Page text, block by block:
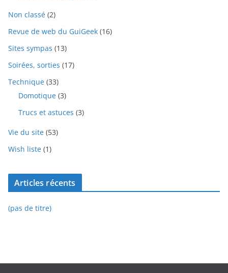
Non classé (2)
Revue de web du GuiGeek (16)
Sites sympas (13)
Soirées, sorties (17)
Technique (33)
Domotique (3)
Trucs et astuces (3)
Vie du site (53)
Wish liste (1)
Articles récents
(pas de titre)